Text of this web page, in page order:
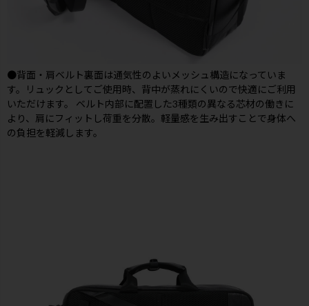
●背面・肩ベルト裏面は通気性のよいメッシュ構造になっていま
す。リュックとしてご使用時、背中が蒸れにくいので快適にご利用
いただけます。 ベルト内部に配置した3種類の異なる芯材の働きに
より、肩にフィットし荷重を分散。軽量感を生み出すことで身体へ
の負担を軽減します。